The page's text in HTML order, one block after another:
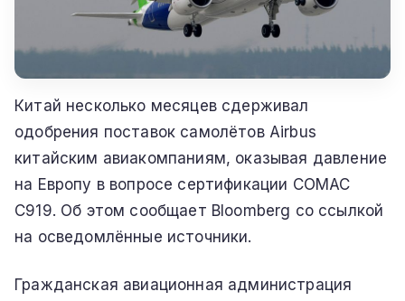
Китай несколько месяцев сдерживал
одобрения поставок самолётов Airbus
китайским авиакомпаниям, оказывая давление
на Европу в вопросе сертификации COMAC
C919. Об этом сообщает Bloomberg со ссылкой
на осведомлённые источники.
Гражданская авиационная администрация